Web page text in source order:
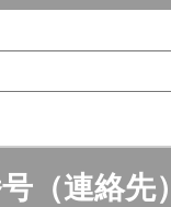
（連絡先）